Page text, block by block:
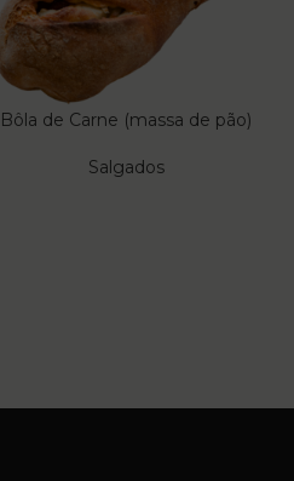
Bôla de Carne (massa de pão)
Salgados